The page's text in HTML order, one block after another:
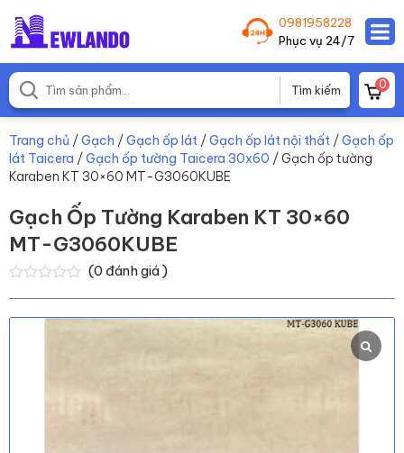
0981958228
Phục vụ 24/7
0
Trang chủ /Gạch /Gạch ốp lát /Gạch ốp lát nội thất /Gạch ốp
lát Taicera /Gạch ốp tường Taicera 30x60 / Gạch ốp tường
Karaben KT 30×60 MT-G3060KUBE
Gạch Ốp Tường Karaben KT 30×60
MT-G3060KUBE
5
(0 đánh giá )